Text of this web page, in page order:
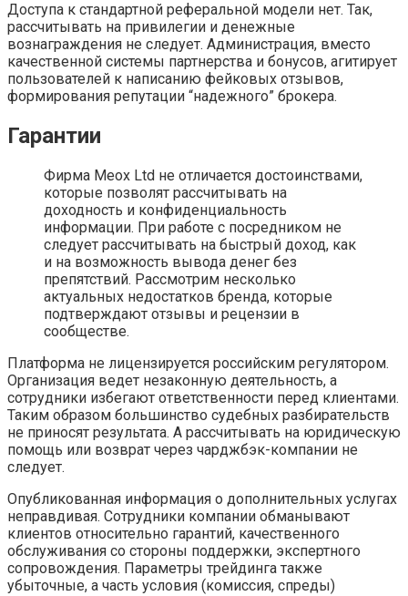
Доступа к стандартной реферальной модели нет. Так,
рассчитывать на привилегии и денежные
вознаграждения не следует. Администрация, вместо
качественной системы партнерства и бонусов, агитирует
пользователей к написанию фейковых отзывов,
формирования репутации “надежного” брокера.
Гарантии
Фирма Meox Ltd не отличается достоинствами,
которые позволят рассчитывать на
доходность и конфиденциальность
информации. При работе с посредником не
следует рассчитывать на быстрый доход, как
и на возможность вывода денег без
препятствий. Рассмотрим несколько
актуальных недостатков бренда, которые
подтверждают отзывы и рецензии в
сообществе.
Платформа не лицензируется российским регулятором.
Организация ведет незаконную деятельность, а
сотрудники избегают ответственности перед клиентами.
Таким образом большинство судебных разбирательств
не приносят результата. А рассчитывать на юридическую
помощь или возврат через чарджбэк-компании не
следует.
Опубликованная информация о дополнительных услугах
неправдивая. Сотрудники компании обманывают
клиентов относительно гарантий, качественного
обслуживания со стороны поддержки, экспертного
сопровождения. Параметры трейдинга также
убыточные, а часть условия (комиссия, спреды)